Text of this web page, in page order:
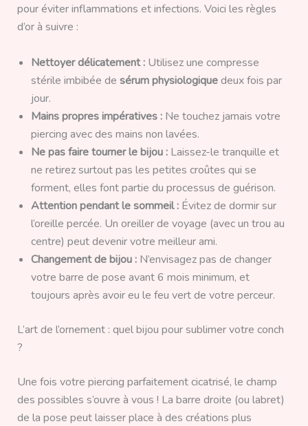
pour éviter inflammations et infections. Voici les règles
d’or à suivre :
Nettoyer délicatement :Utilisez une compresse
stérile imbibée de sérum physiologiquedeux fois par
jour.
Mains propres impératives :Ne touchez jamais votre
piercing avec des mains non lavées.
Ne pas faire tourner le bijou :Laissez-le tranquille et
ne retirez surtout pas les petites croûtes qui se
forment, elles font partie du processus de guérison.
Attention pendant le sommeil :Évitez de dormir sur
l’oreille percée. Un oreiller de voyage (avec un trou au
centre) peut devenir votre meilleur ami.
Changement de bijou :N’envisagez pas de changer
votre barre de pose avant 6 mois minimum, et
toujours après avoir eu le feu vert de votre perceur.
L’art de l’ornement : quel bijou pour sublimer votre conch
?
Une fois votre piercing parfaitement cicatrisé, le champ
des possibles s’ouvre à vous ! La barre droite (ou labret)
de la pose peut laisser place à des créations plus